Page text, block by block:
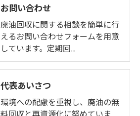
お問い合わせ
廃油回収に関する相談を簡単に行
えるお問い合わせフォームを用意
しています。定期回…
代表あいさつ
環境への配慮を重視し、廃油の無
料回収と再資源化に努めていま